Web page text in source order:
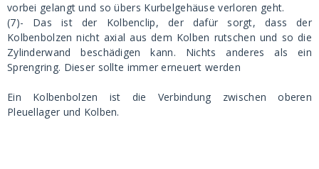
vorbei gelangt und so übers Kurbelgehäuse verloren geht.
(7)- Das ist der Kolbenclip, der dafür sorgt, dass der
Kolbenbolzen nicht axial aus dem Kolben rutschen und so die
Zylinderwand beschädigen kann. Nichts anderes als ein
Sprengring. Dieser sollte immer erneuert werden
Ein Kolbenbolzen ist die Verbindung zwischen oberen
Pleuellager und Kolben.